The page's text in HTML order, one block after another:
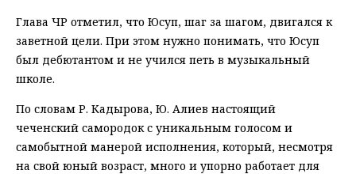
Глава ЧР отметил, что Юсуп, шаг за шагом, двигался к
заветной цели. При этом нужно понимать, что Юсуп
был дебютантом и не учился петь в музыкальный
школе.
По словам Р. Кадырова, Ю. Алиев настоящий
чеченский самородок с уникальным голосом и
самобытной манерой исполнения, который, несмотря
на свой юный возраст, много и упорно работает для